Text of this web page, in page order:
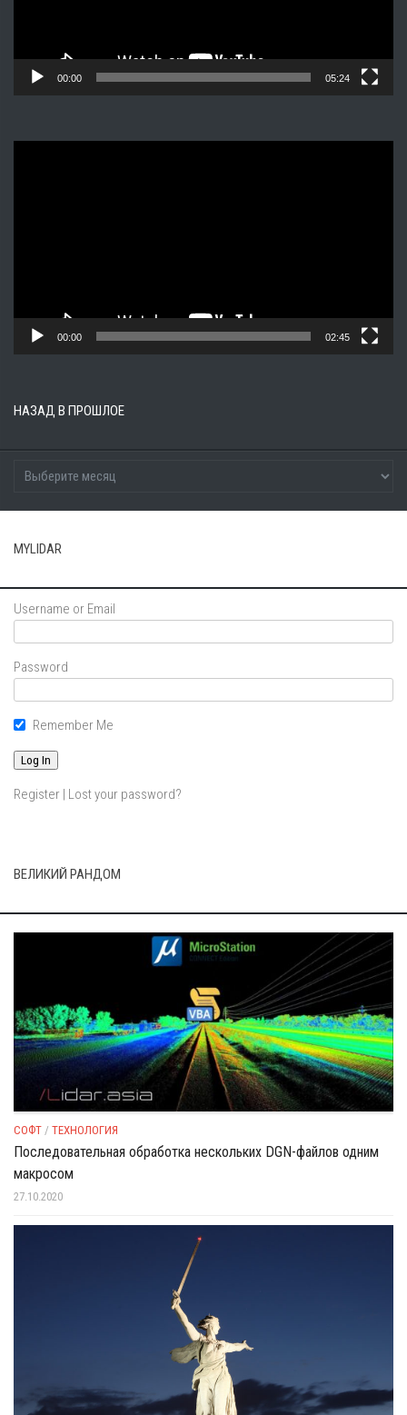
00:00 05:24
00:00 02:45
НАЗАД В ПРОШЛОЕ
MYLIDAR
Username or Email
Password
Remember Me
Register | Lost your password?
ВЕЛИКИЙ РАНДОМ
СОФТ / ТЕХНОЛОГИЯ
Последовательная обработка нескольких DGN-файлов одним
макросом
27.10.2020